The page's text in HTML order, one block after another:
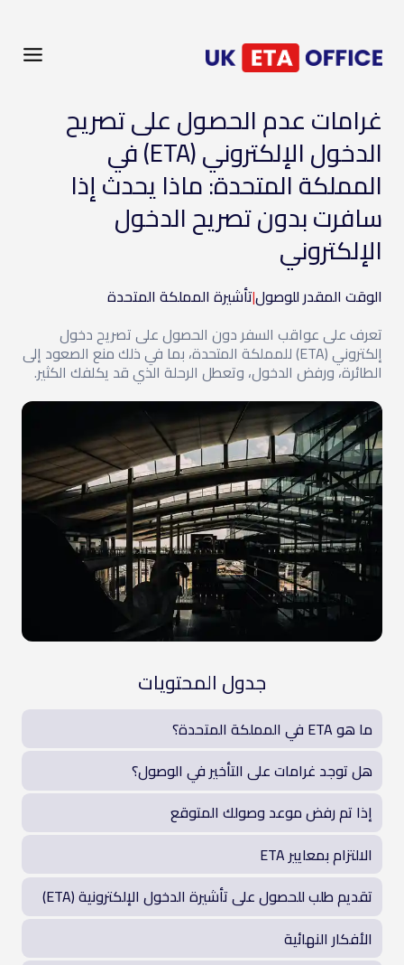
غرامات عدم الحصول على تصريح
الدخول الإلكتروني (ETA) في
المملكة المتحدة: ماذا يحدث إذا
سافرت بدون تصريح الدخول
الإلكتروني
الوقت المقدر للوصول|تأشيرة المملكة المتحدة
تعرف على عواقب السفر دون الحصول على تصريح دخول
إلكتروني (ETA) للمملكة المتحدة، بما في ذلك منع الصعود إلى
الطائرة، ورفض الدخول، وتعطل الرحلة الذي قد يكلفك الكثير.
جدول المحتويات
ما هو ETA في المملكة المتحدة؟
هل توجد غرامات على التأخير في الوصول؟
إذا تم رفض موعد وصولك المتوقع
الالتزام بمعايير ETA
تقديم طلب للحصول على تأشيرة الدخول الإلكترونية (ETA)
الأفكار النهائية